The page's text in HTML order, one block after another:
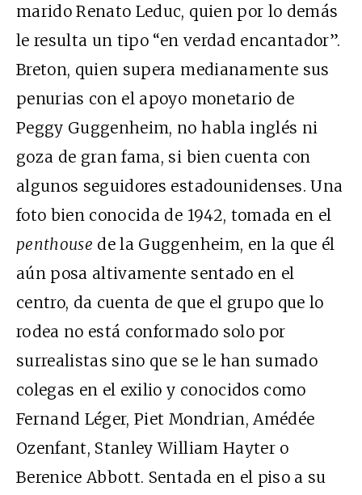
marido Renato Leduc, quien por lo demás
le resulta un tipo “en verdad encantador”.
Breton, quien supera medianamente sus
penurias con el apoyo monetario de
Peggy Guggenheim, no habla inglés ni
goza de gran fama, si bien cuenta con
algunos seguidores estadounidenses. Una
foto bien conocida de 1942, tomada en el
penthouse de la Guggenheim, en la que él
aún posa altivamente sentado en el
centro, da cuenta de que el grupo que lo
rodea no está conformado solo por
surrealistas sino que se le han sumado
colegas en el exilio y conocidos como
Fernand Léger, Piet Mondrian, Amédée
Ozenfant, Stanley William Hayter o
Berenice Abbott. Sentada en el piso a su